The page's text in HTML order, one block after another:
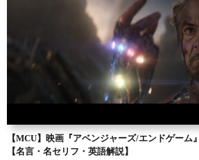
【MCU】映画『アベンジャーズ/エンドゲーム
【名言・名セリフ・英語解説】